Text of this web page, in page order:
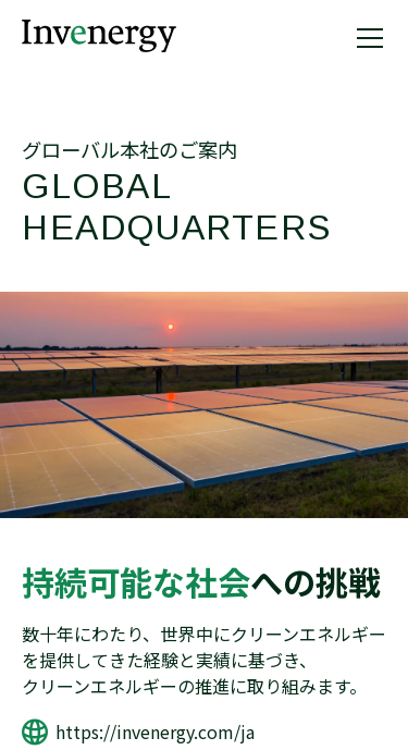
グローバル本社のご案内
GLOBAL
HEADQUARTERS
持続可能な社会への挑戦
数十年にわたり、世界中にクリーンエネルギー
を提供してきた経験と実績に基づき、
クリーンエネルギーの推進に取り組みます。
https://invenergy.com/ja